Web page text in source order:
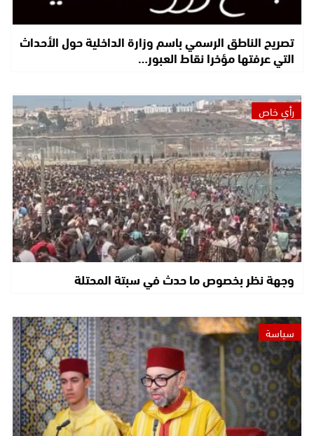
تصريح الناطق الرسمي باسم وزارة الداخلية حول الأحداث
التي عرفتها مؤخرا نقاط العبور…
رأي خاص
وجهة نظر بخصوص ما حدث في سبتة المحتلة
سياسة